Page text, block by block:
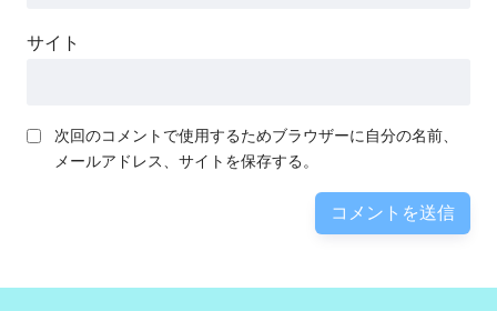
サイト
次回のコメントで使用するためブラウザーに自分の名前、
メールアドレス、サイトを保存する。